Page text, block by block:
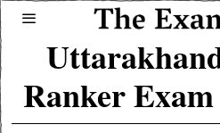
Ranker